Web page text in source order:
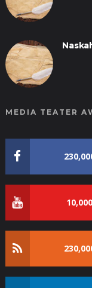
MEDIA TEATER
10,000